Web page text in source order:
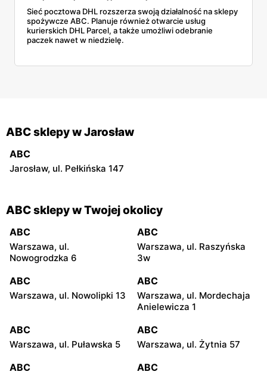
Sieć pocztowa DHL rozszerza swoją działalność na sklepy
spożywcze ABC. Planuje również otwarcie usług
kurierskich DHL Parcel, a także umożliwi odebranie
paczek nawet w niedzielę.
ABC sklepy w Jarosław
ABC
Jarosław, ul. Pełkińska 147
ABC sklepy w Twojej okolicy
ABC
Warszawa, ul.
Nowogrodzka 6
ABC
Warszawa, ul. Raszyńska
3w
ABC
Warszawa, ul. Nowolipki 13
ABC
Warszawa, ul. Mordechaja
Anielewicza 1
ABC
Warszawa, ul. Puławska 5
ABC
Warszawa, ul. Żytnia 57
ABC ABC